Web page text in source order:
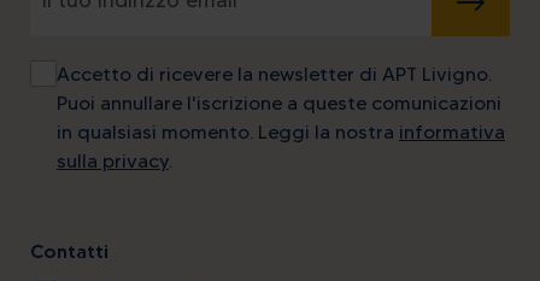
Accetto di ricevere la newsletter di APT Livigno.
Puoi annullare l'iscrizione a queste comunicazioni
in qualsiasi momento. Leggi la nostra informativa
sulla privacy.
Contatti